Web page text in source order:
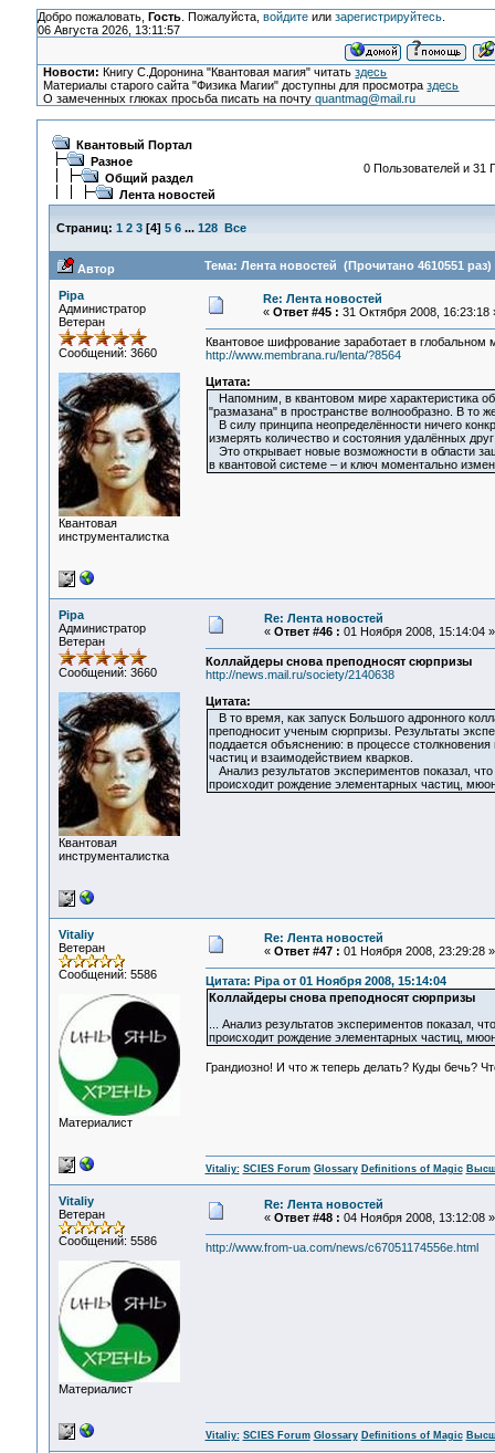
Добро пожаловать, Гость. Пожалуйста, войдитеили зарегистрируйтесь.
06 Августа 2026, 13:11:57
Новости: Книгу С.Доронина "Квантовая магия" читатьздесь
Материалы старого сайта "Физика Магии" доступны для просмотраздесь
О замеченных глюках просьба писать на почтуquantmag@mail.ru
Квантовый Портал
Разное
Общий раздел
Лента новостей
0 Пользователей и 31
Страниц: 1 2 3[4] 5 6 ... 128 Все
Автор Тема: Лента новостей (Прочитано 4610551 раз)
Pipa
Администратор
Ветеран
Сообщений: 3660
Квантовая
инструменталистка
Re: Лента новостей
« Ответ #45 : 31 Октября 2008, 16:23:18
Квантовое шифрование заработает в глобальном
http://www.membrana.ru/lenta/?8564
Цитата:
Напомним, в квантовом мире характеристика
"размазана" в пространстве волнообразно. В то
В силу принципа неопределённости ничего
измерять количество и состояния удалённых
Это открывает новые возможности в области
в квантовой системе – и ключ моментально
Pipa
Администратор
Ветеран
Сообщений: 3660
Квантовая
инструменталистка
Re: Лента новостей
« Ответ #46 : 01 Ноября 2008, 15:14:04 »
Коллайдеры снова преподносят сюрпризы
http://news.mail.ru/society/2140638
Цитата:
В то время, как запуск Большого адронного
преподносит ученым сюрпризы. Результаты
поддается объяснению: в процессе
частиц и взаимодействием кварков.
Анализ результатов экспериментов показал,
происходит рождение элементарных частиц,
Vitaliy
Ветеран
Сообщений: 5586
Материалист
Re: Лента новостей
« Ответ #47 : 01 Ноября 2008, 23:29:28 »
Цитата: Pipa от 01 Ноября 2008, 15:14:04
Коллайдеры снова преподносят сюрпризы
... Анализ результатов экспериментов показал,
происходит рождение элементарных частиц,
Грандиозно! И что ж теперь делать? Куды бечь?
Vitaliy: SCIES Forum Glossary Definitions of Magic
Vitaliy
Ветеран
Сообщений: 5586
Материалист
Re: Лента новостей
« Ответ #48 : 04 Ноября 2008, 13:12:08 »
http://www.from-ua.com/news/c67051174556e.html
Vitaliy: SCIES Forum Glossary Definitions of Magic